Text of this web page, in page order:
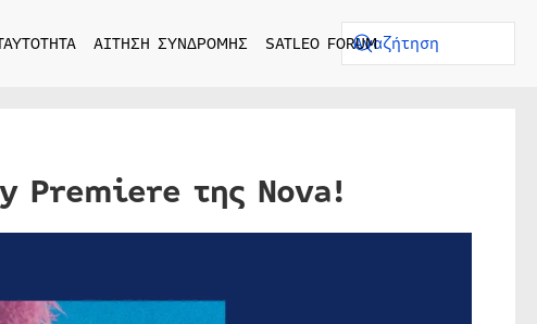
ΑΙΤΗΣΗ ΣΥΝΔΡΟΜΗΣ SATLEO FORUM
Premiere της Nova!